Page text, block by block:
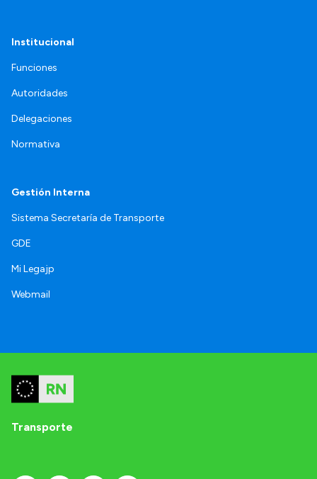
Institucional
Funciones
Autoridades
Delegaciones
Normativa
Gestión Interna
Sistema Secretaría de Transporte
GDE
Mi Legajp
Webmail
Transporte